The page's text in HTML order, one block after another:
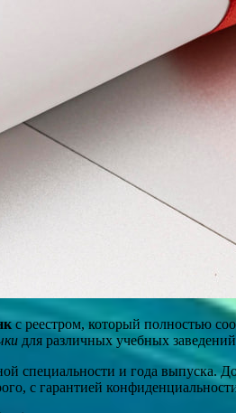
с реестром, который полностью
для различных учебных
специальности и года выпуска.
с гарантией